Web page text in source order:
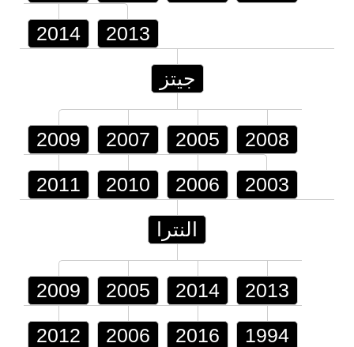
2014 2013
جيتز
2009 2007 2005 2008
2011 2010 2006 2003
النترا
2009 2005 2014 2013
2012 2006 2016 1994